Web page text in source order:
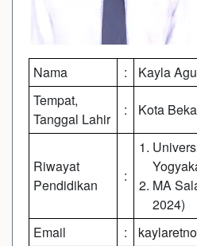
Nama :
Kayla
Tempat,
Tanggal Lahir
: Kota
Riwayat
Pendidikan
:
MA
2024)
Email
: